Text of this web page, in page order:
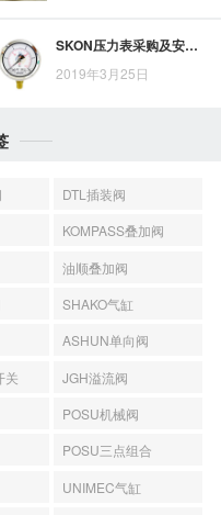
SKON压力表采购及安装使用说明
2019年3月25日
DTL插装阀
KOMPASS叠加阀
油顺叠加阀
SHAKO气缸
ASHUN单向阀
关
JGH溢流阀
POSU机械阀
POSU三点组合
UNIMEC气缸